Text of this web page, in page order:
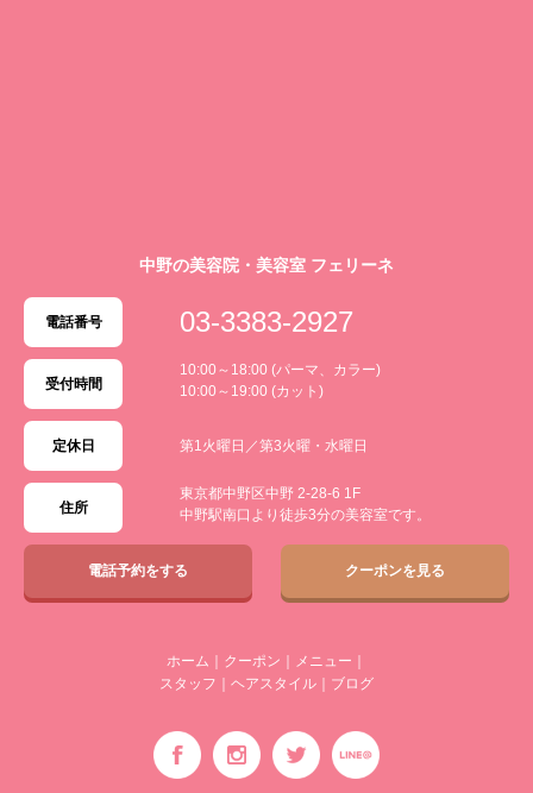
中野の美容院・美容室 フェリーネ
電話番号 03-3383-2927
受付時間
10:00～18:00 (パーマ、カラー)
10:00～19:00 (カット)
定休日 第1火曜日／第3火曜・水曜日
住所
東京都中野区中野 2-28-6 1F
中野駅南口より徒歩3分の美容室です。
電話予約をする クーポンを見る
ホーム ｜ クーポン ｜ メニュー ｜
スタッフ ｜ ヘアスタイル ｜ ブログ